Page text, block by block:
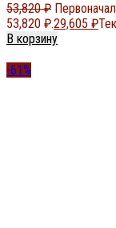
53,820₽
53,820 ₽.29,605 ₽
В корзину
-61%